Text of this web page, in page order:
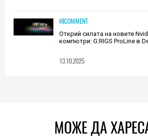
HICOMMENT
Открий силата на новите
компютри: G:RIGS ProLine в
13.10.2025
МОЖЕ ДА